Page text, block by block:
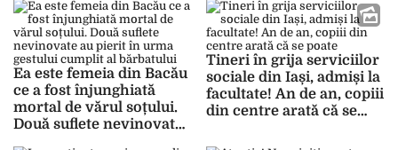
demersurile încă de
acum două săptămâni“
– UPDATE
Ea este femeia din Bacău
ce a fost înjunghiată
mortal de vărul soțului.
Două suflete nevinovate
Tineri în grija serviciilor
sociale din Iași, admiși la
facultate! An de an, copiii
din centre arată că se